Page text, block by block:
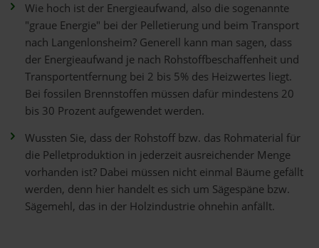
Wie hoch ist der Energieaufwand, also die sogenannte
"graue Energie" bei der Pelletierung und beim Transport
nach Langenlonsheim? Generell kann man sagen, dass
der Energieaufwand je nach Rohstoffbeschaffenheit und
Transportentfernung bei 2 bis 5% des Heizwertes liegt.
Bei fossilen Brennstoffen müssen dafür mindestens 20
bis 30 Prozent aufgewendet werden.
Wussten Sie, dass der Rohstoff bzw. das Rohmaterial für
die Pelletproduktion in jederzeit ausreichender Menge
vorhanden ist? Dabei müssen nicht einmal Bäume gefällt
werden, denn hier handelt es sich um Sägespäne bzw.
Sägemehl, das in der Holzindustrie ohnehin anfällt.